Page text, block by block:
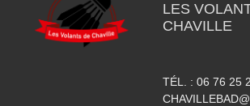
LES
CHAVILLE
TÉL. : 06 76 25